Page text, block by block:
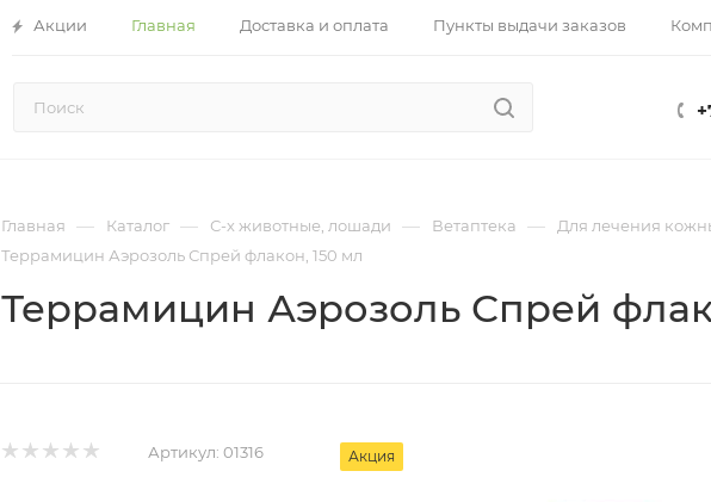
Акции Главная Доставка и оплата Пункты выдачи заказов
Главная — Каталог — С-х животные, лошади — Ветаптека — Для лечения
Террамицин Аэрозоль Спрей флакон, 150 мл
Террамицин Аэрозоль Спрей
Акция
Артикул: 01316